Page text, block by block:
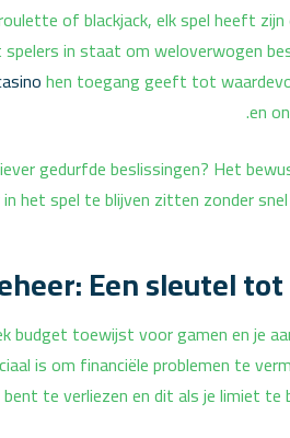
of blackjack, elk spel heeft
in staat om weloverwogen
hen toegang geeft tot
en
gedurfde beslissingen? Het
het spel te blijven zitten zonder
Een sleutel tot
budget toewijst voor gamen en je
is om financiële problemen te
te verliezen en dit als je limiet te